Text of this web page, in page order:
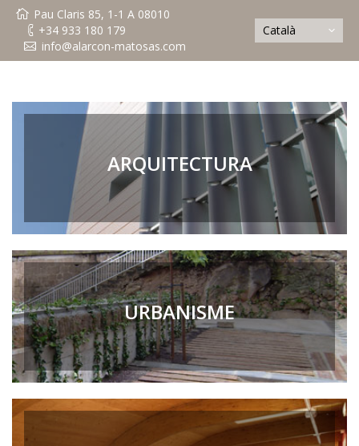
Pau Claris 85, 1-1 A 08010
+34 933 180 179
info@alarcon-matosas.com
Català
ARQUITECTURA
URBANISME